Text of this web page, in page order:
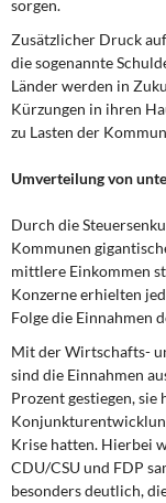
sorgen.
Zusätzlicher Druck
die sogenannte
Länder werden in
Kürzungen in ihren
zu Lasten der
Umverteilung von
Durch die
Kommunen
mittlere Einkommen
Konzerne erhielten
Folge die Einnahmen
Mit der Wirtschafts-
sind die Einnahmen
Prozent gestiegen,
Krise hatten. Hierbei
CDU/CSU und FDP
besonders deutlich,